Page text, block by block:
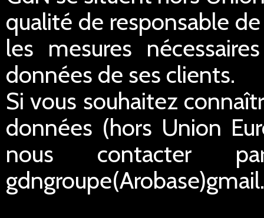
qualité de responsable
les mesures
données de ses clients.
Si vous souhaitez
données (hors Union
nous contacter